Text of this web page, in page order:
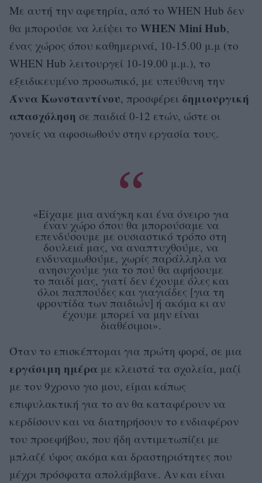
Με αυτή την αφετηρία, από το WHEN Hub δεν
θα μπορούσε να λείψει το WHEN Mini Hub,
ένας χώρος όπου καθημερινά, 10-15.00 μ.μ (το
WHEN Hub λειτουργεί 10-19.00 μ.μ.), το
εξειδικευμένο προσωπικό, με υπεύθυνη την
Άννα Κωνσταντίνου, προσφέρει δημιουργική
απασχόληση σε παιδιά 0-12 ετών, ώστε οι
γονείς να αφοσιωθούν στην εργασία τους.
«Είχαμε μια ανάγκη και ένα όνειρο για
έναν χώρο όπου θα μπορούσαμε να
επενδύσουμε με ουσιαστικό τρόπο στη
δουλειά μας, να αναπτυχθούμε, να
ενδυναμωθούμε, χωρίς παράλληλα να
ανησυχούμε για το πού θα αφήσουμε
το παιδί μας, γιατί δεν έχουμε όλες και
όλοι παππούδες και γιαγιάδες [για τη
φροντίδα των παιδιών] ή ακόμα κι αν
έχουμε μπορεί να μην είναι
διαθέσιμοι».
Όταν το επισκέπτομαι για πρώτη φορά, σε μια
εργάσιμη ημέρα με κλειστά τα σχολεία, μαζί
με τον 9χρονο γιο μου, είμαι κάπως
επιφυλακτική για το αν θα καταφέρουν να
κερδίσουν και να διατηρήσουν το ενδιαφέρον
του προεφήβου, που ήδη αντιμετωπίζει με
μπλαζέ ύφος ακόμα και δραστηριότητες που
μέχρι πρόσφατα απολάμβανε. Αν και είναι